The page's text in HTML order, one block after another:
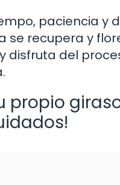
paciencia y
recupera y
disfruta del
propio